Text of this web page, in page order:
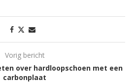
Vorig bericht
over hardloopschoen met een
carbonplaat